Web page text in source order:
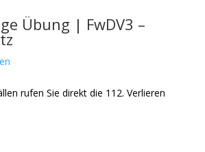
Übung | FwDV3 –
rufen Sie direkt die 112. Verlieren